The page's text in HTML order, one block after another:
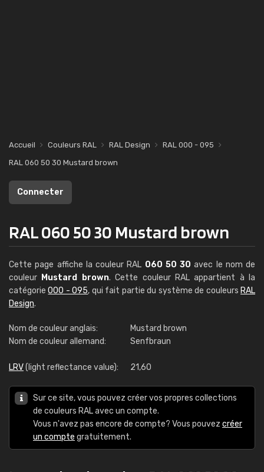
Accueil Couleurs RAL RAL Design
RAL 000 - 095
RAL 060 50 30 Mustard brown
Connecter
RAL 060 50 30 Mustard brown
Cette page affiche la couleur RAL 060 50 30 avec le nom de
couleur Mustard brown. Cette couleur RAL appartient à la
catégorie000 - 095, qui fait partie du système de couleurs RAL
Design.
Nom de couleur anglais:
Mustard brown
Nom de couleur allemand:
Senfbraun
LRV(light reflectance value): 21,60
Sur ce site, vous pouvez créer vos propres collections
de couleurs RAL avec un compte.
Vous n'avez pas encore de compte? Vous pouvez créer
un compte gratuitement.